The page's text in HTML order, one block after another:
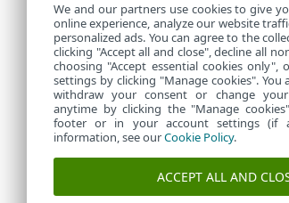
We and our partners use cookies to give
online experience, analyze our website
personalized ads. You can agree to the
clicking "Accept all and close", decline all
choosing "Accept essential cookies only",
settings by clicking "Manage cookies".
withdraw your consent or change your
anytime by clicking the "Manage
footer or in your account settings (if
information, see ourCookie Policy.
ACCEPT ALL AND